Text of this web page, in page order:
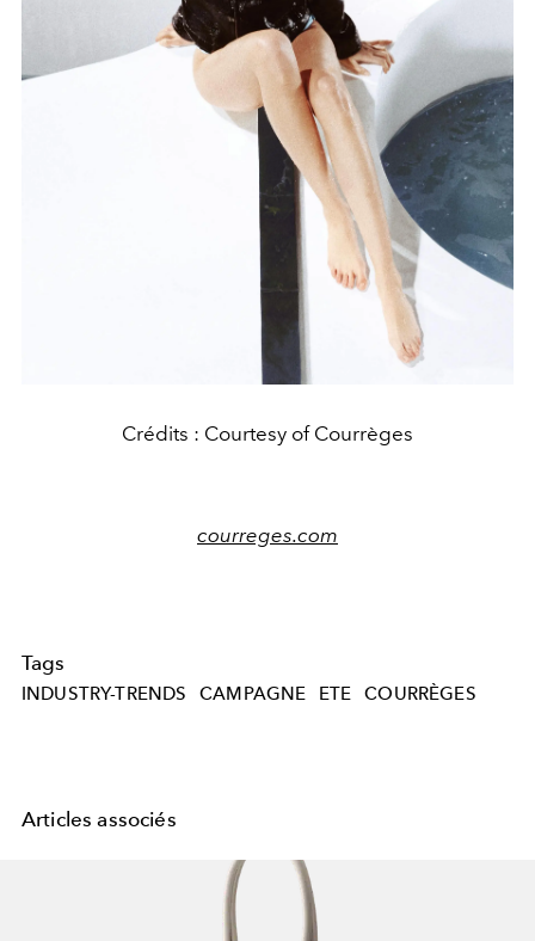
Crédits : Courtesy of Courrèges
courreges.com
Tags
INDUSTRY-TRENDS CAMPAGNE ETE COURRÈGES
Articles associés